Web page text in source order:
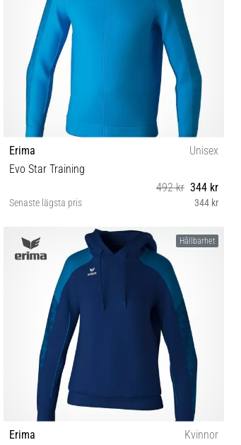
Erima
Unisex
Evo Star Training
492 kr 344 kr
Senaste lägsta pris 344 kr
3XL S L XL M Hållbarhet
Erima
Kvinnor